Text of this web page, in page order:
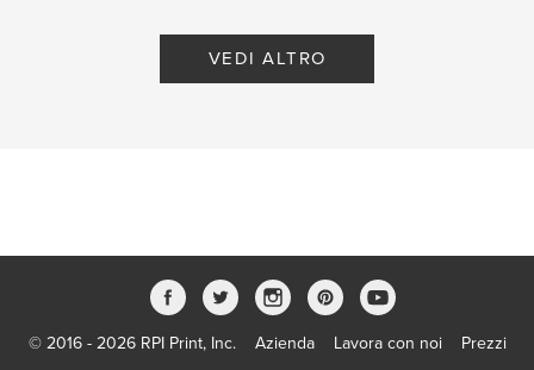
VEDI ALTRO
© 2016 - 2026 RPI Print, Inc. Azienda Lavora con noi Prezzi